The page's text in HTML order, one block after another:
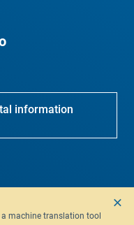
information
machine translation tool